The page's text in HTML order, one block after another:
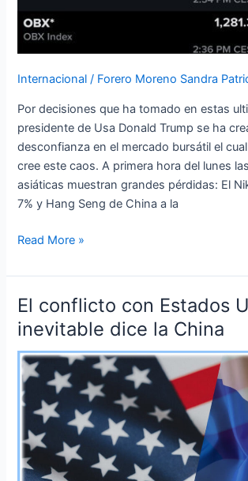
Internacional / Forero Moreno Sandra
Por decisiones que ha tomado en estas
presidente de Usa Donald Trump se ha
desconfianza en el mercado bursátil el
cree este caos. A primera hora del lunes
asiáticas muestran grandes pérdidas: El
7% y Hang Seng de China a la
Read More »
El conflicto con Estados
inevitable dice la China
El
conflicto
con
Estados
Unidos
es
inevitable
dice
la
China